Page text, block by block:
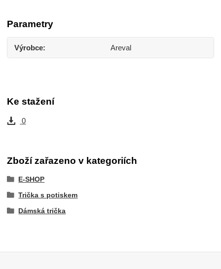
Parametry
Výrobce Areval
Ke stažení
0
Zboží zařazeno v kategoriích
E-SHOP
Trička s potiskem
Dámská trička